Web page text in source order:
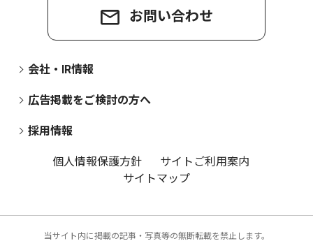
お問い合わせ
会社・IR情報
広告掲載をご検討の方へ
採用情報
個人情報保護方針
サイトご利用案内
サイトマップ
当サイト内に掲載の記事・写真等の無断転載を禁止します。